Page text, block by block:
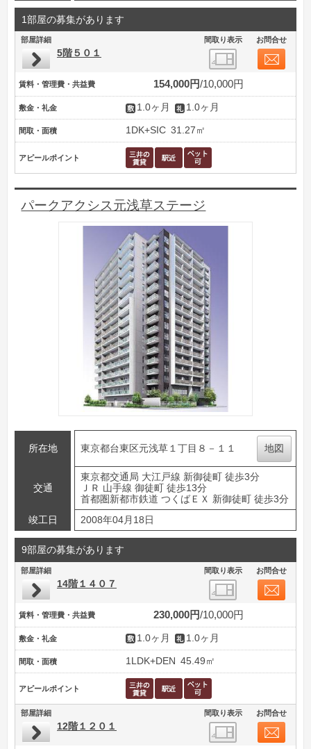
1部屋の募集があります
部屋詳細 間取り表示 お問合せ
5階５０１
賃料・管理費・共益費 154,000円 10,000円
敷金・礼金 1.0ヶ月 1.0ヶ月
間取・面積 1DK+SIC 31.27㎡
アピールポイント
パークアクシス元浅草ステージ
所在地 東京都台東区元浅草１丁目８－１１ 地図
交通
東京都交通局 大江戸線 新御徒町 徒歩3分
ＪＲ 山手線 御徒町 徒歩13分
首都圏新都市鉄道 つくばＥＸ 新御徒町 徒歩3分
竣工日
2008年04月18日
9部屋の募集があります
部屋詳細 間取り表示 お問合せ
14階１４０７
賃料・管理費・共益費 230,000円 10,000円
敷金・礼金 1.0ヶ月 1.0ヶ月
間取・面積 1LDK+DEN 45.49㎡
アピールポイント
部屋詳細 間取り表示 お問合せ
12階１２０１